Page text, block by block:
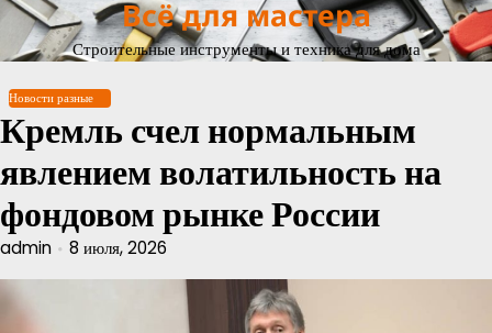
Перейти
содержимому
Всё для мастера
Строительные инструменты и техника для дома
Новости разные
Кремль счел нормальным
явлением волатильность на
фондовом рынке России
admin 8 июля, 2026